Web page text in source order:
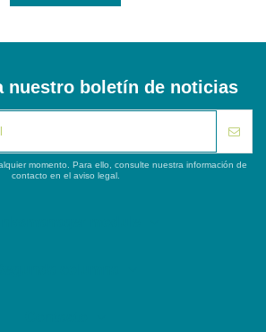
nuestro boletín de noticias
momento. Para ello, consulte nuestra información de
contacto en el aviso legal.